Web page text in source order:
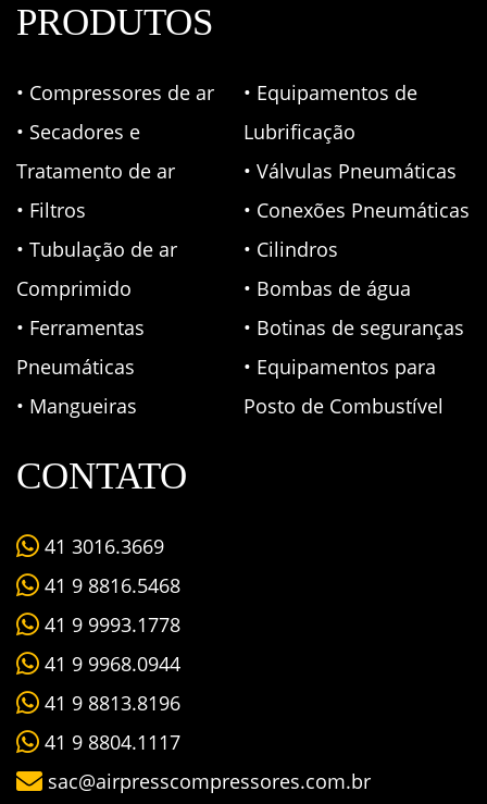
PRODUTOS
• Compressores de ar
• Secadores e
Tratamento de ar
• Filtros
• Tubulação de ar
Comprimido
• Ferramentas
Pneumáticas
• Mangueiras
• Equipamentos de
Lubrificação
• Válvulas Pneumáticas
• Conexões Pneumáticas
• Cilindros
• Bombas de água
• Botinas de seguranças
• Equipamentos para
Posto de Combustível
CONTATO
41 3016.3669
41 9 8816.5468
41 9 9993.1778
41 9 9968.0944
41 9 8813.8196
41 9 8804.1117
sac@airpresscompressores.com.br